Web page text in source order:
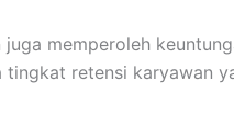
juga memperoleh
tingkat retensi karyawan